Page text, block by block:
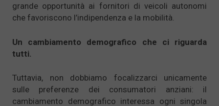
grande opportunità ai fornitori di veicoli autonomi
che favoriscono l’indipendenza e la mobilità.
Un cambiamento demografico che ci riguarda
tutti.
Tuttavia, non dobbiamo focalizzarci unicamente
sulle preferenze dei consumatori anziani: il
cambiamento demografico interessa ogni singola